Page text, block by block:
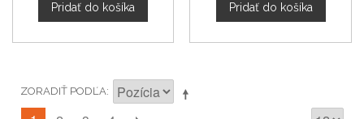
Pridať do košíka Pridať do košíka
ZORADIŤ PODĽA